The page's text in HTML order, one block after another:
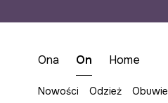
Ona On Home
Nowości Odzież Obuwie